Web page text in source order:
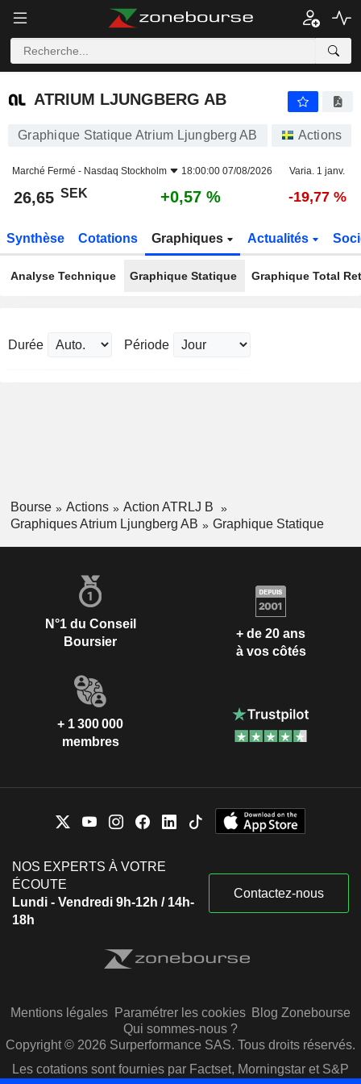
ATRIUM LJUNGBERG AB
ATRIUM LJUNGBERG AB
Graphique Statique Atrium Ljungberg AB Actions
Marché Fermé - Nasdaq Stockholm 18:00:00 07/08/2026 Varia. 1 janv.
26,65 SEK +0,57 % -19,77 %
Synthèse Cotations Graphiques Actualités
Analyse Technique Graphique Statique Graphique Total
Durée Période
Bourse Actions
Action ATRLJ B
Graphiques Atrium Ljungberg AB
Graphique Statique
N°1 du Conseil
Boursier
+ de 20 ans
à vos côtés
+ 1 300 000
membres
NOS EXPERTS À VOTRE
ÉCOUTE
Lundi - Vendredi 9h-12h / 14h-
18h
Contactez-nous
Mentions légales Paramétrer les cookies Blog Zonebourse
Qui sommes-nous ?
Copyright © 2026 Surperformance SAS. Tous droits réservés.
Les cotations sont fournies par Factset, Morningstar et S&P